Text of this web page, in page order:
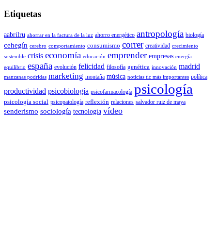
Etiquetas
aabrilru ahorrar en la factura de la luz ahorro energético antropología biología
cehegín cerebro comportamiento consumismo correr creatividad crecimiento
sostenible crisis economía educación emprender empresas energía
equilibrio españa evolución felicidad filosofía genética innovación madrid
manzanas podridas marketing montaña música noticias tic más importantes política
productividad psicobiología psicofarmacología psicología
psicología social psicopatología reflexión relaciones salvador ruiz de maya
senderismo sociología tecnología vídeo